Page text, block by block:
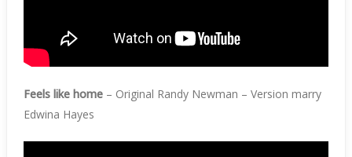
Feels like home – Original Randy Newman – Version marry
Edwina Hayes